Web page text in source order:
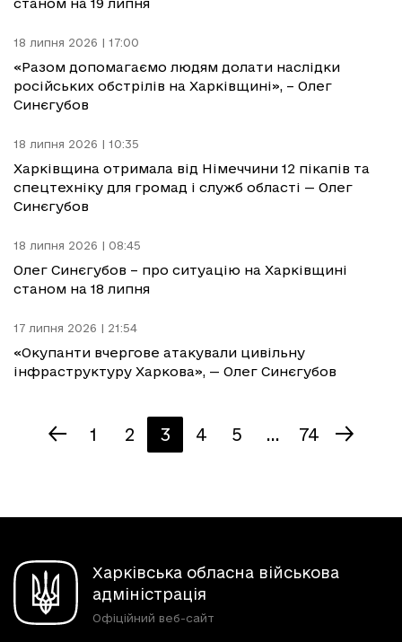
станом на 19 липня
18 липня 2026 | 17:00
«Разом допомагаємо людям долати наслідки
російських обстрілів на Харківщині», – Олег
Синєгубов
18 липня 2026 | 10:35
Харківщина отримала від Німеччини 12 пікапів та
спецтехніку для громад і служб області — Олег
Синєгубов
18 липня 2026 | 08:45
Олег Синєгубов – про ситуацію на Харківщині
станом на 18 липня
17 липня 2026 | 21:54
«Окупанти вчергове атакували цивільну
інфраструктуру Харкова», — Олег Синєгубов
1 2 3 4 5 ... 74
Харківська обласна військова
адміністрація
Офіційний веб-сайт